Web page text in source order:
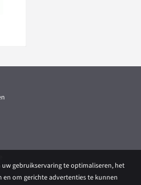
uw gebruikservaring te optimaliseren, het
en om gerichte advertenties te kunnen